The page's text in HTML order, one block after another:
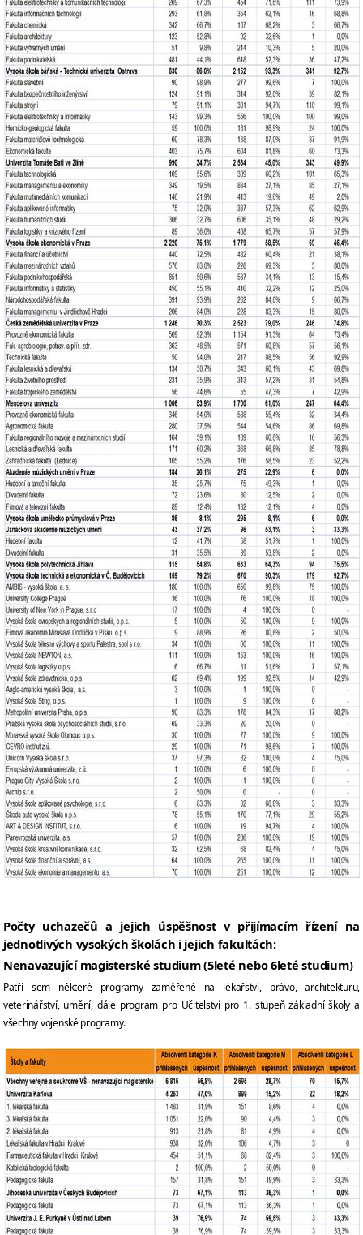
Počty uchazečů a jejich úspěšnost v přijímacím řízení na
jednotlivých vysokých školách i jejich fakultách:
Nenavazující magisterské studium (5leté nebo 6leté studium)
Patří sem některé programy zaměřené na lékařství, právo, architekturu,
veterinářství, umění, dále program pro Učitelství pro 1. stupeň základní školy a
všechny vojenské programy.